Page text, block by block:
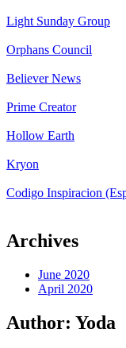
Light Sunday Group
Orphans Council
Believer News
Prime Creator
Hollow Earth
Kryon
Codigo Inspiracion
Archives
June 2020
April 2020
Author: Yoda